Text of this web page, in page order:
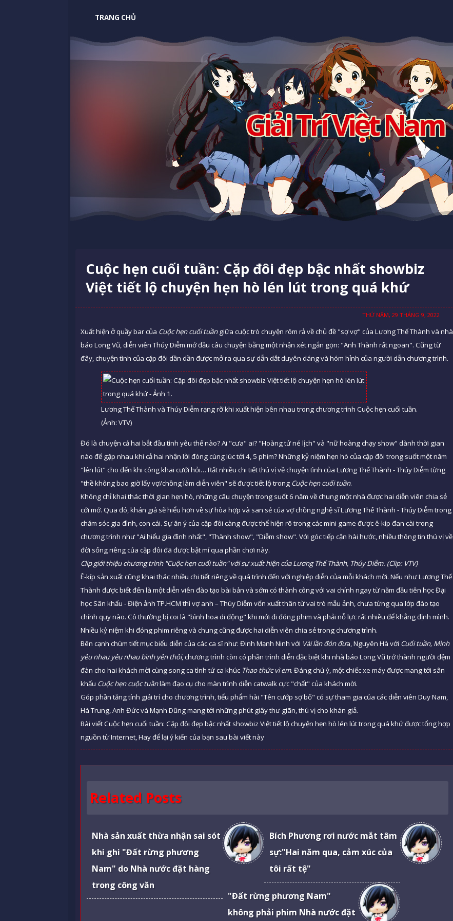
TRANG CHỦ
Giải Trí Việt Nam
Cuộc hẹn cuối tuần: Cặp đôi đẹp bậc nhất showbiz
Việt tiết lộ chuyện hẹn hò lén lút trong quá khứ
THỨ NĂM, 29 THÁNG 9, 2022
Xuất hiện ở quầy bar của Cuộc hẹn cuối tuầngiữa cuộc trò chuyện rôm rả về chủ đề "sợ vợ" của Lương Thế Thành và nhà
báo Long Vũ, diễn viên Thúy Diễm mở đầu câu chuyện bằng một nhận xét ngắn gọn: "Anh Thành rất ngoan". Cũng từ
đây, chuyện tình của cặp đôi dần dần được mở ra qua sự dẫn dắt duyên dáng và hóm hỉnh của người dẫn chương trình.
Lương Thế Thành và Thúy Diễm rạng rỡ khi xuất hiện bên nhau trong chương trình Cuộc hẹn cuối tuần.
(Ảnh: VTV)
Đó là chuyện cả hai bắt đầu tình yêu thế nào? Ai "cưa" ai? "Hoàng tử né lịch" và "nữ hoàng chạy show" dành thời gian
nào để gặp nhau khi cả hai nhận lời đóng cùng lúc tới 4, 5 phim? Những kỷ niệm hẹn hò của cặp đôi trong suốt một năm
"lén lút" cho đến khi công khai cưới hỏi… Rất nhiều chi tiết thú vị về chuyện tình của Lương Thế Thành - Thúy Diễm từng
"thề không bao giờ lấy vợ/chồng làm diễn viên" sẽ được tiết lộ trong Cuộc hẹn cuối tuần.
Không chỉ khai thác thời gian hẹn hò, những câu chuyện trong suốt 6 năm về chung một nhà được hai diễn viên chia sẻ
cởi mở. Qua đó, khán giả sẽ hiểu hơn về sự hòa hợp và san sẻ của vợ chồng nghệ sĩ Lương Thế Thành - Thúy Diễm trong
chăm sóc gia đình, con cái. Sự ăn ý của cặp đôi càng được thể hiện rõ trong các mini game được ê-kíp đan cài trong
chương trình như "Ai hiểu gia đình nhất", "Thành show", "Diễm show". Với góc tiếp cận hài hước, nhiều thông tin thú vị về
đời sống riêng của cặp đôi đã được bật mí qua phần chơi này.
Clip giới thiệu chương trình "Cuộc hẹn cuối tuần" với sự xuất hiện của Lương Thế Thành, Thúy Diễm. (Clip: VTV)
Ê-kíp sản xuất cũng khai thác nhiều chi tiết riêng về quá trình đến với nghiệp diễn của mỗi khách mời. Nếu như Lương Thế
Thành được biết đến là một diễn viên đào tạo bài bản và sớm có thành công với vai chính ngay từ năm đầu tiên học Đại
học Sân khấu - Điện ảnh TP.HCM thì vợ anh – Thúy Diễm vốn xuất thân từ vai trò mẫu ảnh, chưa từng qua lớp đào tạo
chính quy nào. Cô thường bị coi là "bình hoa di động" khi mới đi đóng phim và phải nỗ lực rất nhiều để khẳng định mình.
Nhiều kỷ niệm khi đóng phim riêng và chung cũng được hai diễn viên chia sẻ trong chương trình.
Bên cạnh chùm tiết mục biểu diễn của các ca sĩ như: Đinh Mạnh Ninh với Vài lần đón đưa, Nguyên Hà với Cuối tuần, Mình
yêu nhau yêu nhau bình yên thôi, chương trình còn có phần trình diễn đặc biệt khi nhà báo Long Vũ trở thành người đệm
đàn cho hai khách mời cùng song ca tình tứ ca khúc Thao thức vì em. Đáng chú ý, một chiếc xe máy được mang tới sân
khấu Cuộc hẹn cuộc tuầnlàm đạo cụ cho màn trình diễn catwalk cực "chất" của khách mời.
Góp phần tăng tính giải trí cho chương trình, tiểu phẩm hài "Tên cướp sợ bố" có sự tham gia của các diễn viên Duy Nam,
Hà Trung, Anh Đức và Mạnh Dũng mang tới những phút giây thư giãn, thú vị cho khán giả.
Bài viết Cuộc hẹn cuối tuần: Cặp đôi đẹp bậc nhất showbiz Việt tiết lộ chuyện hẹn hò lén lút trong quá khứ được tổng hợp
nguồn từ Internet, Hay để lại ý kiến của bạn sau bài viết này
Related Posts
Nhà sản xuất thừa nhận sai sót
khi ghi "Đất rừng phương
Nam" do Nhà nước đặt hàng
trong công văn
Bích Phương rơi nước mắt tâm
sự:"Hai năm qua, cảm xúc của
tôi rất tệ"
"Đất rừng phương Nam"
không phải phim Nhà nước đặt